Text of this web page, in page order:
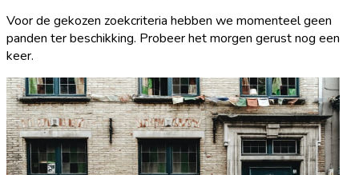
Voor de gekozen zoekcriteria hebben we momenteel geen
panden ter beschikking. Probeer het morgen gerust nog een
keer.